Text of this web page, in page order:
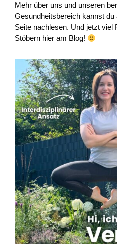
Mehr über uns und unseren
Gesundheitsbereich kannst du
Seite nachlesen. Und jetzt viel
Stöbern hier am Blog!